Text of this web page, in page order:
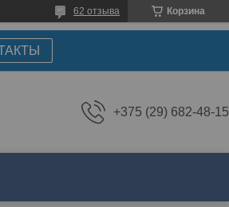
Корзина
62 отзыва
+375 (29) 682-48-15